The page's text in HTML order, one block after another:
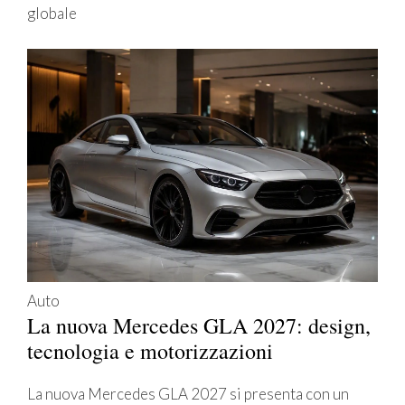
globale
Auto
La nuova Mercedes GLA 2027: design,
tecnologia e motorizzazioni
La nuova Mercedes GLA 2027 si presenta con un